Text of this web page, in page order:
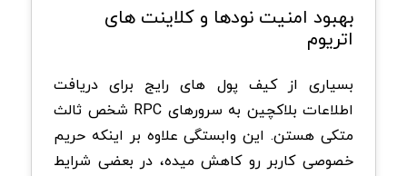
بهبود امنیت نودها و کلاینت های
اتریوم
بسیاری از کیف پول های رایج برای دریافت
اطلاعات بلاکچین به سرورهای RPC شخص ثالث
متکی هستن. این وابستگی علاوه بر اینکه حریم
خصوصی کاربر رو کاهش میده، در بعضی شرایط